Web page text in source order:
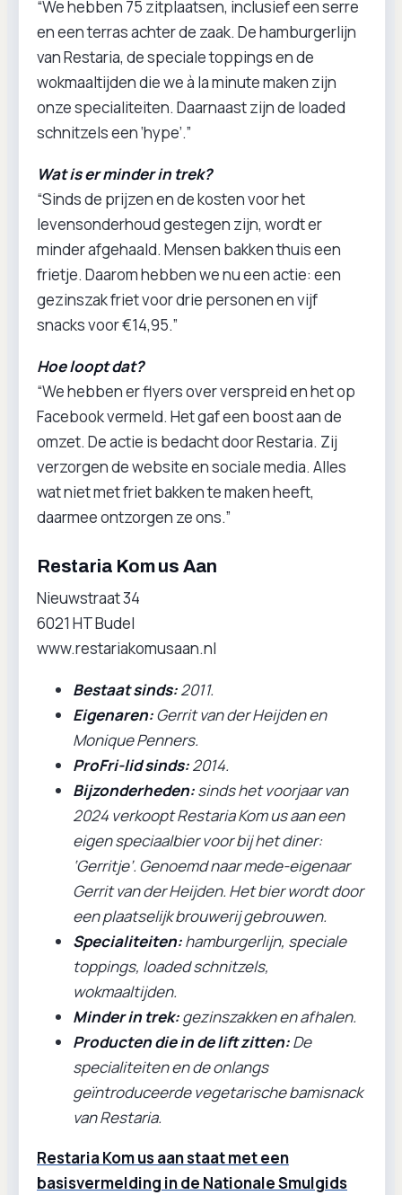
“We hebben 75 zitplaatsen, inclusief een serre
en een terras achter de zaak. De hamburgerlijn
van Restaria, de speciale toppings en de
wokmaaltijden die we à la minute maken zijn
onze specialiteiten. Daarnaast zijn de loaded
schnitzels een ‘hype’.”
Wat is er minder in trek?
“Sinds de prijzen en de kosten voor het
levensonderhoud gestegen zijn, wordt er
minder afgehaald. Mensen bakken thuis een
frietje. Daarom hebben we nu een actie: een
gezinszak friet voor drie personen en vijf
snacks voor €14,95.”
Hoe loopt dat?
“We hebben er flyers over verspreid en het op
Facebook vermeld. Het gaf een boost aan de
omzet. De actie is bedacht door Restaria. Zij
verzorgen de website en sociale media. Alles
wat niet met friet bakken te maken heeft,
daarmee ontzorgen ze ons.”
Restaria Kom us Aan
Nieuwstraat 34
6021 HT Budel
www.restariakomusaan.nl
Bestaat sinds:2011.
Eigenaren:Gerrit van der Heijden en
Monique Penners.
ProFri-lid sinds:2014.
Bijzonderheden:sinds het voorjaar van
2024 verkoopt Restaria Kom us aan een
eigen speciaalbier voor bij het diner:
‘Gerritje’. Genoemd naar mede-eigenaar
Gerrit van der Heijden. Het bier wordt door
een plaatselijk brouwerij gebrouwen.
Specialiteiten:hamburgerlijn, speciale
toppings, loaded schnitzels,
wokmaaltijden.
Minder in trek:gezinszakken en afhalen.
Producten die in de lift zitten:De
specialiteiten en de onlangs
geïntroduceerde vegetarische bamisnack
van Restaria.
Restaria Kom us aan staat met een
basisvermelding in de Nationale Smulgids